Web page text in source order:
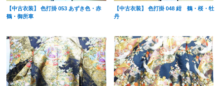
【中古衣装】 色打掛 053 あずき色・赤
鶴・御所車
【中古衣装】 色打掛 048 紺 鶴・桜・牡
丹